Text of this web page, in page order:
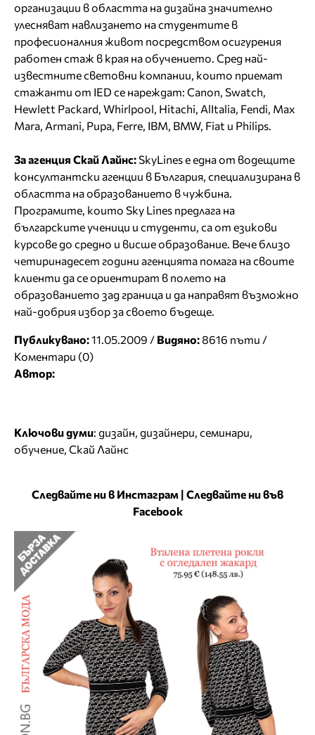
организации в областта на дизайна значително
улесняват навлизането на студентите в
професионалния живот посредством осигурения
работен стаж в края на обучението. Сред най-
известните световни компании, които приемат
стажанти от IED се нареждат: Canon, Swatch,
Hewlett Packard, Whirlpool, Hitachi, AlItalia, Fendi, Max
Mara, Armani, Pupa, Ferre, IBM, BMW, Fiat и Philips.
За агенция Скай Лайнс:SkyLines е една от водещите
консултантски агенции в България, специализирана в
областта на образованието в чужбина.
Програмите, които Sky Lines предлага на
българските ученици и студенти, са от езикови
курсове до средно и висше образование. Вече близо
четиринадесет години агенцията помага на своите
клиенти да се ориентират в полето на
образованието зад граница и да направят възможно
най-добрия избор за своето бъдеще.
Публикувано:11.05.2009 / Видяно:8616 пъти /
Коментари (0)
Автор:
Ключови думи: дизайн дизайнери семинари
обучение Скай Лайнс
Следвайте ни в Инстаграм | Следвайте ни във
Facebook